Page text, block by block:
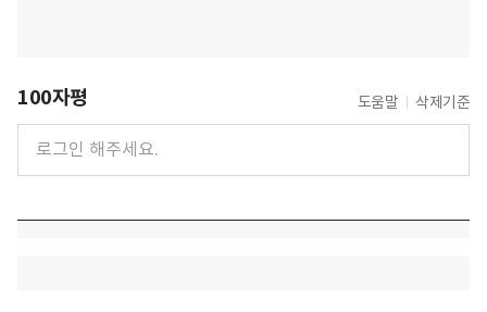
100자평 도움말 삭제기준